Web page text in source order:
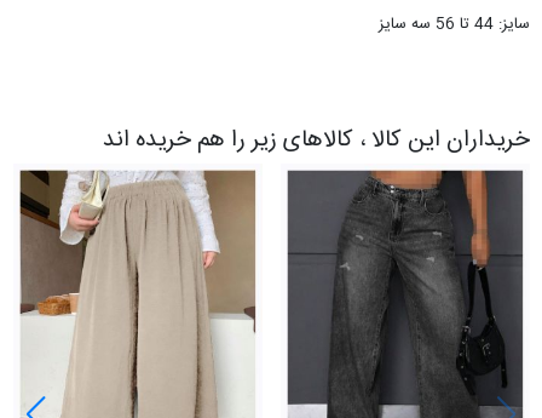
سایز: 44 تا 56 سه سایز
خریداران این کالا ، کالاهای زیر را هم خریده اند